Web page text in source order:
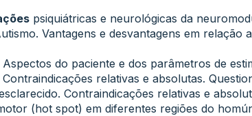
psiquiátricas e neurológicas da
Vantagens e desvantagens em relação
Aspectos do paciente e dos parâmetros de
relativas e absolutas.
Contraindicações relativas e
(hot spot) em diferentes regiões do